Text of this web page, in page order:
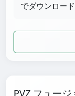
でダウンロー
PVZ フュー